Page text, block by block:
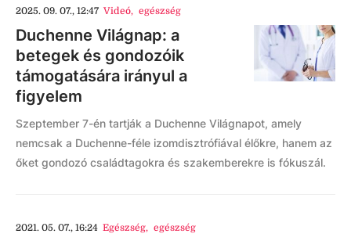
2025. 09. 07., 12:47 Videó, egészség
Duchenne Világnap: a
betegek és gondozóik
támogatására irányul a
figyelem
Szeptember 7-én tartják a Duchenne Világnapot, amely
nemcsak a Duchenne-féle izomdisztrófiával élőkre, hanem az
őket gondozó családtagokra és szakemberekre is fókuszál.
2021. 05. 07., 16:24 Egészség, egészség